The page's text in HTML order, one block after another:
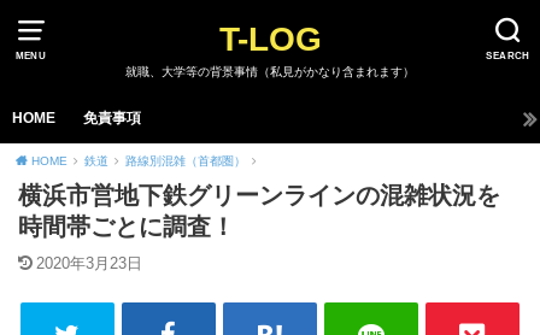
MENU SEARCH
T-LOG
就職、大学等の背景事情（私見がかなり含まれます）
HOME 免責事項
HOME 鉄道 路線別混雑（首都圏）
横浜市営地下鉄グリーンラインの混雑状況を
時間帯ごとに調査！
2020年3月23日